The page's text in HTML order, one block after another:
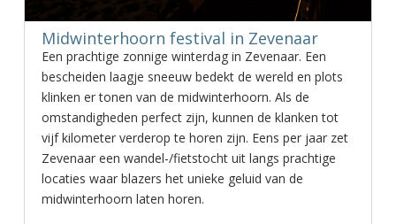
Midwinterhoorn festival in Zevenaar
Een prachtige zonnige winterdag in Zevenaar. Een
bescheiden laagje sneeuw bedekt de wereld en plots
klinken er tonen van de midwinterhoorn. Als de
omstandigheden perfect zijn, kunnen de klanken tot
vijf kilometer verderop te horen zijn. Eens per jaar zet
Zevenaar een wandel-/fietstocht uit langs prachtige
locaties waar blazers het unieke geluid van de
midwinterhoorn laten horen.